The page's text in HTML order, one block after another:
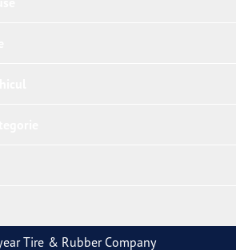
Tire & Rubber Company